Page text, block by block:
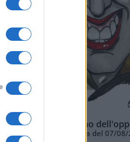
L'ottimismo
Vignetta del 07/